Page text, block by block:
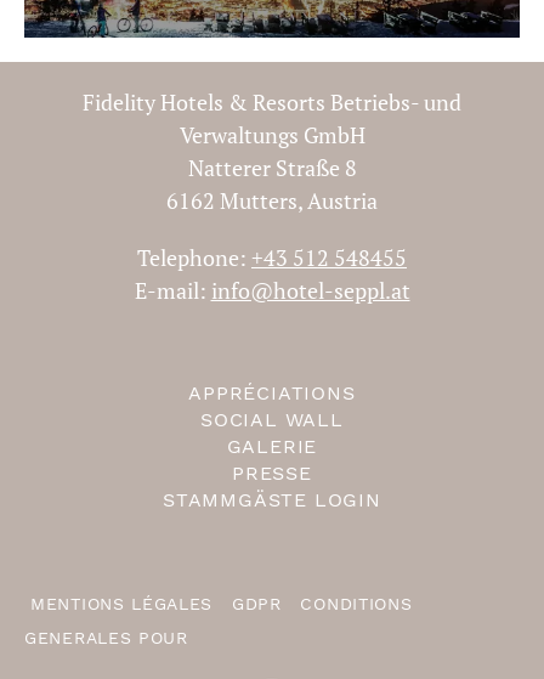
APPRÉCIATIONS
SOCIAL WALL
GALERIE
PRESSE
STAMMGÄSTE LOGIN
Fidelity Hotels & Resorts Betriebs- und
Verwaltungs GmbH
Natterer Straße 8
6162 Mutters, Austria
Telephone: +43 512 548455
E-mail: info@hotel-seppl.at
MENTIONS LÉGALES GDPR
CONDITIONS
GENERALES POUR